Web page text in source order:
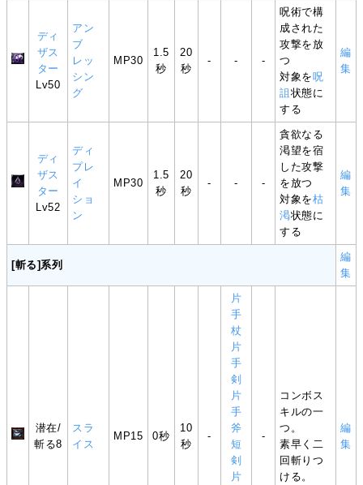
ディ
ザス
ター
Lv50
アン
ブ
レッ
シン
グ
MP30
1.5
秒
20
秒
- - -
呪術で構
成された
攻撃を放
つ
対象を呪
詛 状態に
する
編
集
ディ
ザス
ター
Lv52
ディ
プレ
イ
ショ
ン
MP30
1.5
秒
20
秒
- - -
貪欲なる
渇望を宿
した攻撃
を放つ
対象を枯
渇状態に
する
編
集
[斬る]系列
編
集
潜在/
斬る8
スラ
イス
MP15 0秒
10
秒
-
片
手
杖
片
手
剣
片
手
斧
短
剣
片
-
コンボス
キルの一
つ。
素早く二
回斬りつ
ける。
編
集